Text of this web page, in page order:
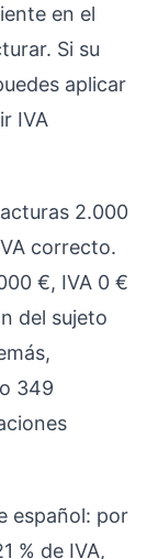
en el
Si su
aplicar
IVA
2.000
correcto.
€, IVA 0 €
del sujeto
349
español: por
% de IVA,